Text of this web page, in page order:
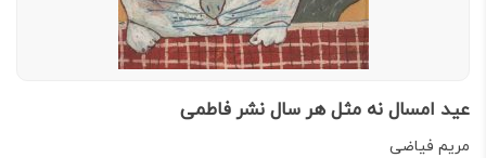
عید امسال نه مثل هر سال نشر فاطمی
مریم فیاضی